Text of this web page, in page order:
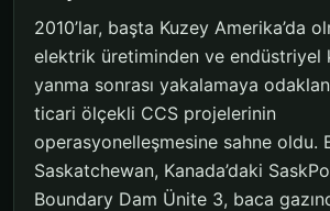
2010’lar, başta Kuzey Amerika’da
elektrik üretiminden ve endüstriyel
yanma sonrası yakalamaya
ticari ölçekli CCS projelerinin
operasyonelleşmesine sahne oldu.
Saskatchewan, Kanada’daki
Boundary Dam Ünite 3, baca